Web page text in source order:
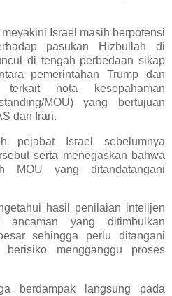
Israel masih berpotensi
pasukan Hizbullah di
di tengah perbedaan sikap
pemerintahan Trump dan
terkait nota kesepahaman
MOU) yang bertujuan
dan Iran.
pejabat Israel sebelumnya
serta menegaskan bahwa
MOU yang ditandatangani
hasil penilaian intelijen
ancaman yang ditimbulkan
sehingga perlu ditangani
mengganggu proses
berdampak langsung pada